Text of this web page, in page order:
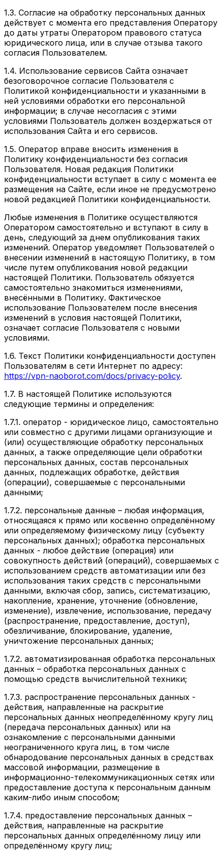
1.3. Согласие на обработку персональных данных
действует с момента его представления Оператору
до даты утраты Оператором правового статуса
юридического лица, или в случае отзыва такого
согласия Пользователем.
1.4. Использование сервисов Сайта означает
безоговорочное согласие Пользователя с
Политикой конфиденциальности и указанными в
ней условиями обработки его персональной
информации; в случае несогласия с этими
условиями Пользователь должен воздержаться от
использования Сайта и его сервисов.
1.5. Оператор вправе вносить изменения в
Политику конфиденциальности без согласия
Пользователя. Новая редакция Политики
конфиденциальности вступает в силу с момента ее
размещения на Сайте, если иное не предусмотрено
новой редакцией Политики конфиденциальности.
Любые изменения в Политике осуществляются
Оператором самостоятельно и вступают в силу в
день, следующий за днем опубликования таких
изменений. Оператор уведомляет Пользователей о
внесении изменений в настоящую Политику, в том
числе путем опубликования новой редакции
настоящей Политики. Пользователь обязуется
самостоятельно знакомиться изменениями,
внесёнными в Политику. Фактическое
использование Пользователем после внесения
изменений в условия настоящей Политики,
означает согласие Пользователя с новыми
условиями.
1.6. Текст Политики конфиденциальности доступен
Пользователям в сети Интернет по адресу:
https://vpn-naoborot.com/docs/privacy-policy.
1.7. В настоящей Политике используются
следующие термины и определения:
1.7.1. оператор - юридическое лицо, самостоятельно
или совместно с другими лицами организующие и
(или) осуществляющие обработку персональных
данных, а также определяющие цели обработки
персональных данных, состав персональных
данных, подлежащих обработке, действия
(операции), совершаемые с персональными
данными;
1.7.2. персональные данные – любая информация,
относящаяся к прямо или косвенно определённому
или определяемому физическому лицу (субъекту
персональных данных); обработка персональных
данных - любое действие (операция) или
совокупность действий (операций), совершаемых с
использованием средств автоматизации или без
использования таких средств с персональными
данными, включая сбор, запись, систематизацию,
накопление, хранение, уточнение (обновление,
изменение), извлечение, использование, передачу
(распространение, предоставление, доступ),
обезличивание, блокирование, удаление,
уничтожение персональных данных;
1.7.2. автоматизированная обработка персональных
данных – обработка персональных данных с
помощью средств вычислительной техники;
1.7.3. распространение персональных данных -
действия, направленные на раскрытие
персональных данных неопределённому кругу лиц
(передача персональных данных) или на
ознакомление с персональными данными
неограниченного круга лиц, в том числе
обнародование персональных данных в средствах
массовой информации, размещение в
информационно-телекоммуникационных сетях или
предоставление доступа к персональным данным
каким-либо иным способом;
1.7.4. предоставление персональных данных –
действия, направленные на раскрытие
персональных данных определённому лицу или
определённому кругу лиц;